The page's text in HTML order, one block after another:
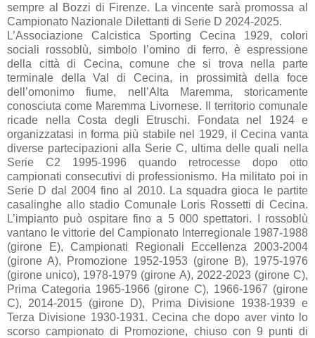
sempre al Bozzi di Firenze. La vincente sarà promossa al
Campionato Nazionale Dilettanti di Serie D 2024-2025.
L’Associazione Calcistica Sporting Cecina 1929, colori
sociali rossoblù, simbolo l’omino di ferro, è espressione
della città di Cecina, comune che si trova nella parte
terminale della Val di Cecina, in prossimità della foce
dell’omonimo fiume, nell’Alta Maremma, storicamente
conosciuta come Maremma Livornese. Il territorio comunale
ricade nella Costa degli Etruschi. Fondata nel 1924 e
organizzatasi in forma più stabile nel 1929, il Cecina vanta
diverse partecipazioni alla Serie C, ultima delle quali nella
Serie C2 1995-1996 quando retrocesse dopo otto
campionati consecutivi di professionismo. Ha militato poi in
Serie D dal 2004 fino al 2010. La squadra gioca le partite
casalinghe allo stadio Comunale Loris Rossetti di Cecina.
L’impianto può ospitare fino a 5 000 spettatori. I rossoblù
vantano le vittorie del Campionato Interregionale 1987-1988
(girone E), Campionati Regionali Eccellenza 2003-2004
(girone A), Promozione 1952-1953 (girone B), 1975-1976
(girone unico), 1978-1979 (girone A), 2022-2023 (girone C),
Prima Categoria 1965-1966 (girone C), 1966-1967 (girone
C), 2014-2015 (girone D), Prima Divisione 1938-1939 e
Terza Divisione 1930-1931. Cecina che dopo aver vinto lo
scorso campionato di Promozione, chiuso con 9 punti di